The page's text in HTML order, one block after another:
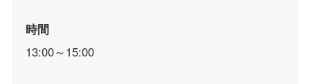
時間
13:00～15:00